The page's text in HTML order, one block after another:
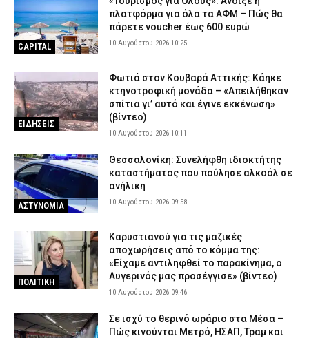
CAPITAL
πλατφόρμα για όλα τα ΑΦΜ – Πώς θα
πάρετε voucher έως 600 ευρώ
10 Αυγούστου 2026 10:25
ΕΙΔΗΣΕΙΣ
Φωτιά στον Κουβαρά Αττικής: Κάηκε
κτηνοτροφική μονάδα – «Απειλήθηκαν
σπίτια γι’ αυτό και έγινε εκκένωση»
(βίντεο)
10 Αυγούστου 2026 10:11
ΑΣΤΥΝΟΜΙΑ
Θεσσαλονίκη: Συνελήφθη ιδιοκτήτης
καταστήματος που πούλησε αλκοόλ σε
ανήλικη
10 Αυγούστου 2026 09:58
ΠΟΛΙΤΙΚΗ
Καρυστιανού για τις μαζικές
αποχωρήσεις από το κόμμα της:
«Είχαμε αντιληφθεί το παρακίνημα, ο
Αυγερινός μας προσέγγισε» (βίντεο)
10 Αυγούστου 2026 09:46
Σε ισχύ το θερινό ωράριο στα Μέσα –
Πώς κινούνται Μετρό, ΗΣΑΠ, Τραμ και